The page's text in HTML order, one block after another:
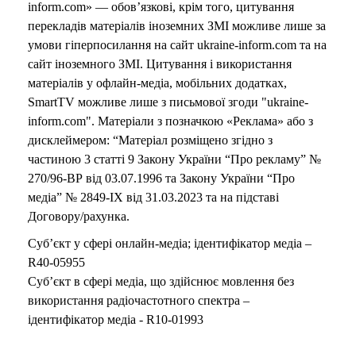
inform.com» — обов’язкові, крім того, цитування
перекладів матеріалів іноземних ЗМІ можливе лише за
умови гіперпосилання на сайт ukraine-inform.com та на
сайт іноземного ЗМІ. Цитування і використання
матеріалів у офлайн-медіа, мобільних додатках,
SmartTV можливе лише з письмової згоди "ukraine-
inform.com". Матеріали з позначкою «Реклама» або з
дисклеймером: “Матеріал розміщено згідно з
частиною 3 статті 9 Закону України “Про рекламу” №
270/96-ВР від 03.07.1996 та Закону України “Про
медіа” № 2849-IX від 31.03.2023 та на підставі
Договору/рахунка.
Суб’єкт у сфері онлайн-медіа; ідентифікатор медіа –
R40-05955
Суб’єкт в сфері медіа, що здійснює мовлення без
використання радіочастотного спектра –
ідентифікатор медіа - R10-01993